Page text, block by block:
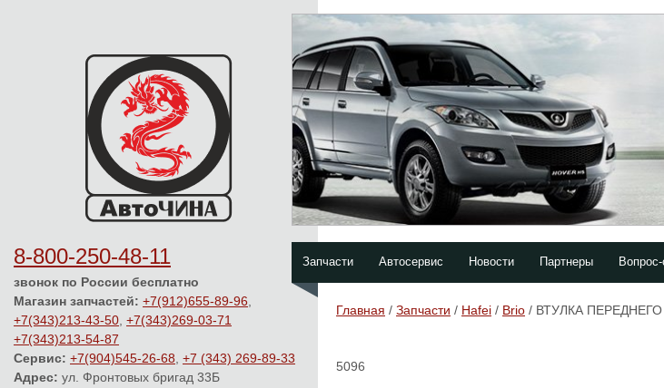
8-800-250-48-11
звонок по России бесплатно
Магазин запчастей: +7(912)655-89-96
+7(343)213-43-50 +7(343)269-03-71
+7(343)213-54-87
Сервис: +7(904)545-26-68 +7 (343) 269-89-33
Адрес: ул. Фронтовых бригад 33Б
Запчасти Автосервис Новости Партнеры Вопрос-
Главная / Запчасти / Hafei / Brio / ВТУЛКА
5096